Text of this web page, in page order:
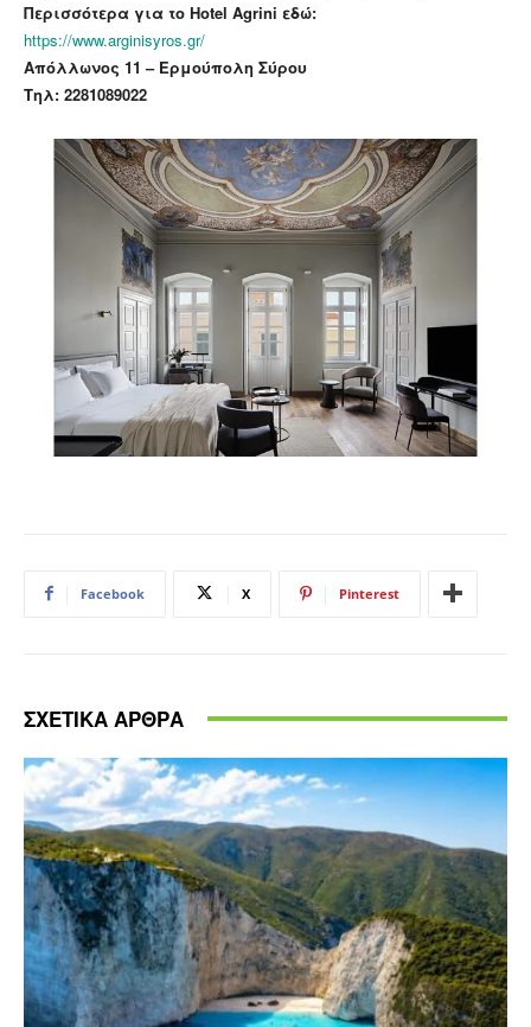
Περισσότερα για το Hotel Agrini εδώ:
https://www.arginisyros.gr/
Απόλλωνος 11 – Ερμούπολη Σύρου
Τηλ: 2281089022
Facebook X Pinterest
ΣΧΕΤΙΚΑ ΑΡΘΡΑ